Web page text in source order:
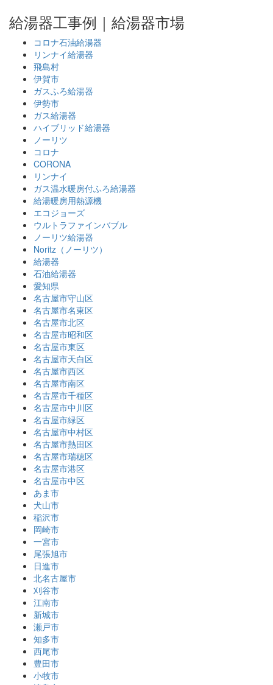
給湯器工事例｜給湯器市場
コロナ石油給湯器
リンナイ給湯器
飛島村
伊賀市
ガスふろ給湯器
伊勢市
ガス給湯器
ハイブリッド給湯器
ノーリツ
コロナ
CORONA
リンナイ
ガス温水暖房付ふろ給湯器
給湯暖房用熱源機
エコジョーズ
ウルトラファインバブル
ノーリツ給湯器
Noritz（ノーリツ）
給湯器
石油給湯器
愛知県
名古屋市守山区
名古屋市名東区
名古屋市北区
名古屋市昭和区
名古屋市東区
名古屋市天白区
名古屋市西区
名古屋市南区
名古屋市千種区
名古屋市中川区
名古屋市緑区
名古屋市中村区
名古屋市熱田区
名古屋市瑞穂区
名古屋市港区
名古屋市中区
あま市
犬山市
稲沢市
岡崎市
一宮市
尾張旭市
日進市
北名古屋市
刈谷市
江南市
新城市
瀬戸市
知多市
西尾市
豊田市
小牧市